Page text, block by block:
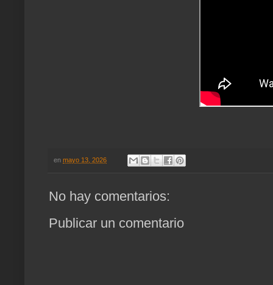
en mayo 13, 2026
No hay comentarios:
Publicar un comentario